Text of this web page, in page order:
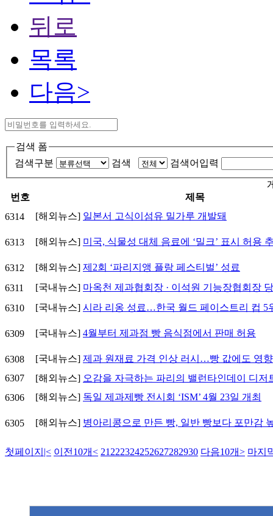
뒤로
목록
다음>
검색 폼
검색구분
검색 검색어입력
번호
제목
6314
[해외뉴스] 일본서 고식이섬유 밀가루 개발돼
6313 [해외뉴스] 미국, 식물성 대체 음료에 ‘밀크’ 표시 허용
6312 [해외뉴스] 제2회 ‘파리지앵 플랑 페스티벌’ 성료
6311
[국내뉴스] 마옥천 제과협회장 · 이석원 기능장협회장
6310
[국내뉴스] 시라 리옹 성료…한국 월드 페이스트리 컵 5
6309 [국내뉴스] 4월부터 제과점 빵 음식점에서 판매 허용
6308 [국내뉴스] 제과 원재료 가격 인상 러시…빵 값에도 영향
6307
[해외뉴스] 오감을 자극하는 파리의 밸런타인데이 디저
6306
[해외뉴스] 독일 제과제빵 전시회 ‘ISM’ 4월 23일 개최
6305 [해외뉴스] 병아리콩으로 만든 빵, 일반 빵보다 포만감
첫페이지 |< 이전10개< 21 222324252627282930 다음10개> 마지